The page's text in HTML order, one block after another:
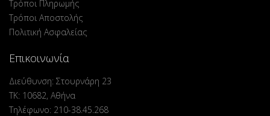
Τρόποι Πληρωμής
Τρόποι Αποστολής
Πολιτική Ασφαλείας
Επικοινωνία
Διεύθυνση: Στουρνάρη 23
ΤΚ: 10682, Αθήνα
Τηλέφωνο: 210-38.45.268